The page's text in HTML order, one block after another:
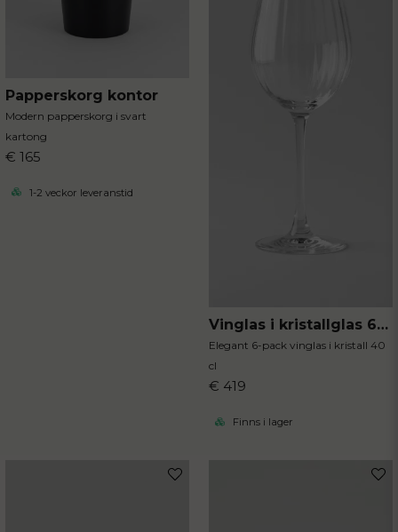
Papperskorg kontor
Modern papperskorg i svart
kartong
€ 165
1-2 veckor leveranstid
Vinglas i kristallglas 6-pack
Elegant 6-pack vinglas i kristall 40
cl
€ 419
Finns i lager